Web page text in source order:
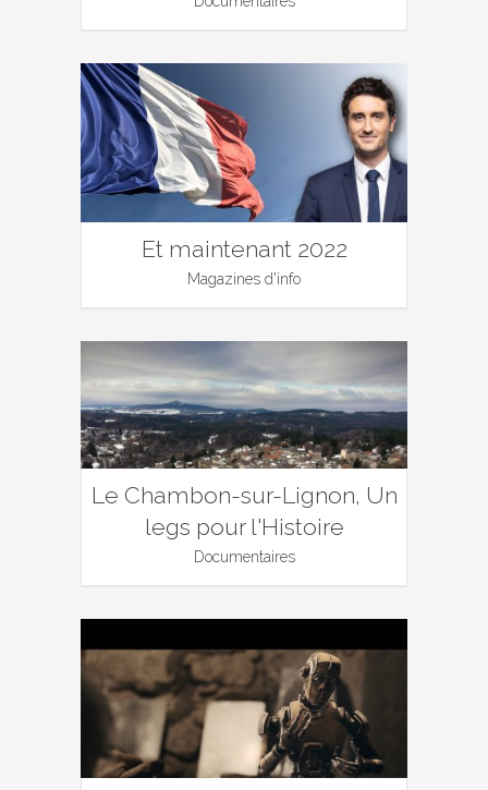
Et maintenant 2022
Magazines d'info
Le Chambon-sur-Lignon, Un
legs pour l'Histoire
Documentaires